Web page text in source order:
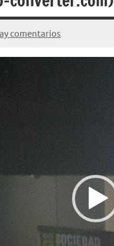
comentarios